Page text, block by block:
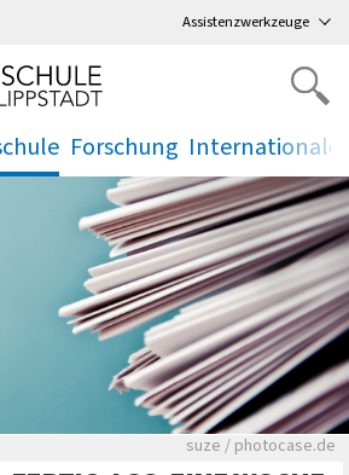
Assistenzwerkzeuge
Forschung
. .
Viele Zeitungen.
suze / photocase.de